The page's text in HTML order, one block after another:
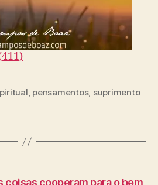
, pensamentos, suprimento